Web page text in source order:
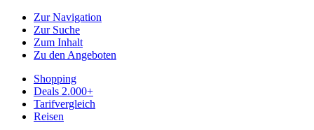
Zur Navigation
Zur Suche
Zum Inhalt
Zu den Angeboten
Shopping
Deals 2.000+
Tarifvergleich
Reisen